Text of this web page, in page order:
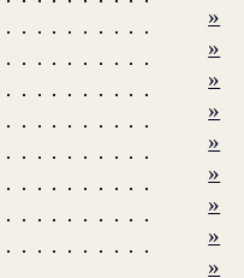
»
»
»
»
»
»
»
»
»